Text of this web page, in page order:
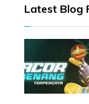
Latest Blog